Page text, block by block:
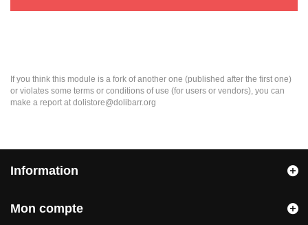
If you think this module is a fork of another one (published after the first one)
or violates some terms or conditions of use (for users or vendors), you can
make a report at dolistore@dolibarr.org
Information
Mon compte